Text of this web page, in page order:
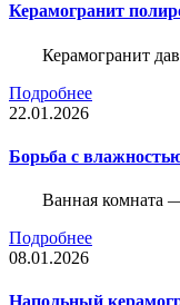
Керамогранит
Керамогранит
Подробнее
22.01.2026
Борьба с
Ванная комната
Подробнее
08.01.2026